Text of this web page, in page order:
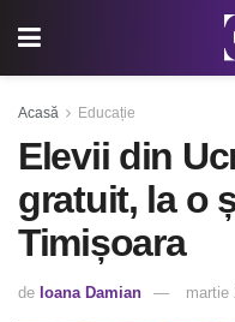
Acasă Educație
Elevii din
gratuit, la o
Timișoara
de Ioana Damian martie